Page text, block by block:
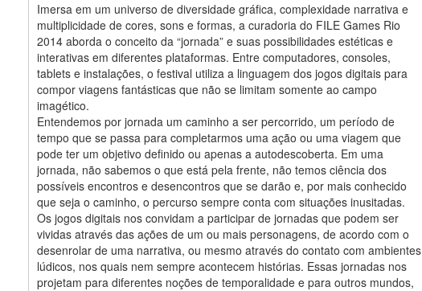
Imersa em um universo de diversidade gráfica, complexidade narrativa e
multiplicidade de cores, sons e formas, a curadoria do FILE Games Rio
2014 aborda o conceito da “jornada” e suas possibilidades estéticas e
interativas em diferentes plataformas. Entre computadores, consoles,
tablets e instalações, o festival utiliza a linguagem dos jogos digitais para
compor viagens fantásticas que não se limitam somente ao campo
imagético.
Entendemos por jornada um caminho a ser percorrido, um período de
tempo que se passa para completarmos uma ação ou uma viagem que
pode ter um objetivo definido ou apenas a autodescoberta. Em uma
jornada, não sabemos o que está pela frente, não temos ciência dos
possíveis encontros e desencontros que se darão e, por mais conhecido
que seja o caminho, o percurso sempre conta com situações inusitadas.
Os jogos digitais nos convidam a participar de jornadas que podem ser
vividas através das ações de um ou mais personagens, de acordo com o
desenrolar de uma narrativa, ou mesmo através do contato com ambientes
lúdicos, nos quais nem sempre acontecem histórias. Essas jornadas nos
projetam para diferentes noções de temporalidade e para outros mundos,